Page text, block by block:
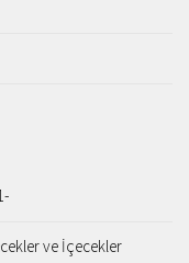
ve İçecekler